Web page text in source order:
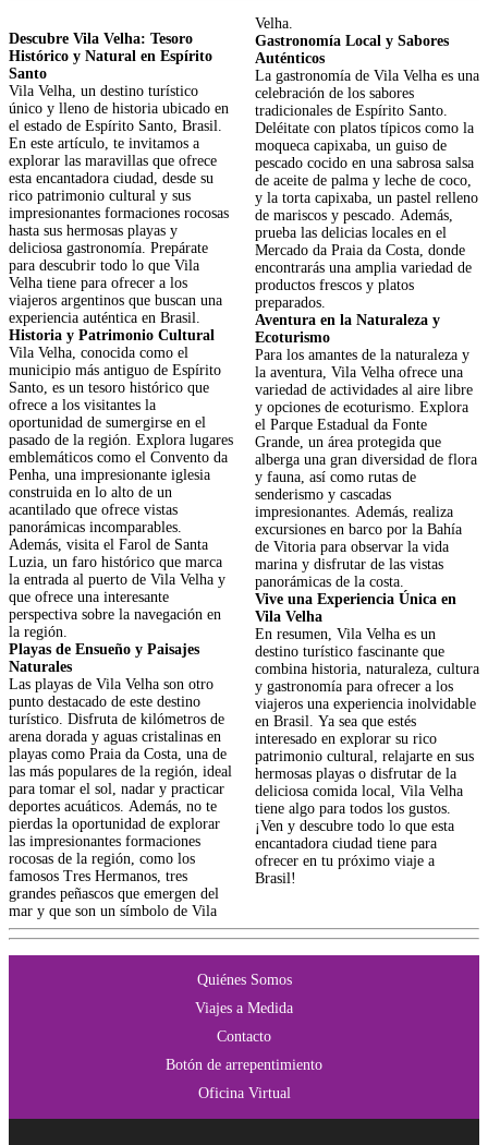
Descubre Vila Velha: Tesoro
Histórico y Natural en Espírito
Santo
Vila Velha, un destino turístico
único y lleno de historia ubicado en
el estado de Espírito Santo, Brasil.
En este artículo, te invitamos a
explorar las maravillas que ofrece
esta encantadora ciudad, desde su
rico patrimonio cultural y sus
impresionantes formaciones rocosas
hasta sus hermosas playas y
deliciosa gastronomía. Prepárate
para descubrir todo lo que Vila
Velha tiene para ofrecer a los
viajeros argentinos que buscan una
experiencia auténtica en Brasil.
Historia y Patrimonio Cultural
Vila Velha, conocida como el
municipio más antiguo de Espírito
Santo, es un tesoro histórico que
ofrece a los visitantes la
oportunidad de sumergirse en el
pasado de la región. Explora lugares
emblemáticos como el Convento da
Penha, una impresionante iglesia
construida en lo alto de un
acantilado que ofrece vistas
panorámicas incomparables.
Además, visita el Farol de Santa
Luzia, un faro histórico que marca
la entrada al puerto de Vila Velha y
que ofrece una interesante
perspectiva sobre la navegación en
la región.
Playas de Ensueño y Paisajes
Naturales
Las playas de Vila Velha son otro
punto destacado de este destino
turístico. Disfruta de kilómetros de
arena dorada y aguas cristalinas en
playas como Praia da Costa, una de
las más populares de la región, ideal
para tomar el sol, nadar y practicar
deportes acuáticos. Además, no te
pierdas la oportunidad de explorar
las impresionantes formaciones
rocosas de la región, como los
famosos Tres Hermanos, tres
grandes peñascos que emergen del
mar y que son un símbolo de Vila
Velha.
Gastronomía Local y Sabores
Auténticos
La gastronomía de Vila Velha es una
celebración de los sabores
tradicionales de Espírito Santo.
Deléitate con platos típicos como la
moqueca capixaba, un guiso de
pescado cocido en una sabrosa salsa
de aceite de palma y leche de coco,
y la torta capixaba, un pastel relleno
de mariscos y pescado. Además,
prueba las delicias locales en el
Mercado da Praia da Costa, donde
encontrarás una amplia variedad de
productos frescos y platos
preparados.
Aventura en la Naturaleza y
Ecoturismo
Para los amantes de la naturaleza y
la aventura, Vila Velha ofrece una
variedad de actividades al aire libre
y opciones de ecoturismo. Explora
el Parque Estadual da Fonte
Grande, un área protegida que
alberga una gran diversidad de flora
y fauna, así como rutas de
senderismo y cascadas
impresionantes. Además, realiza
excursiones en barco por la Bahía
de Vitoria para observar la vida
marina y disfrutar de las vistas
panorámicas de la costa.
Vive una Experiencia Única en
Vila Velha
En resumen, Vila Velha es un
destino turístico fascinante que
combina historia, naturaleza, cultura
y gastronomía para ofrecer a los
viajeros una experiencia inolvidable
en Brasil. Ya sea que estés
interesado en explorar su rico
patrimonio cultural, relajarte en sus
hermosas playas o disfrutar de la
deliciosa comida local, Vila Velha
tiene algo para todos los gustos.
¡Ven y descubre todo lo que esta
encantadora ciudad tiene para
ofrecer en tu próximo viaje a
Brasil!
Quiénes Somos
Viajes a Medida
Contacto
Botón de arrepentimiento
Oficina Virtual